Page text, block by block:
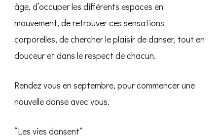
âge, d’occuper les différents espaces en
mouvement, de retrouver ces sensations
corporelles, de chercher le plaisir de danser, tout en
douceur et dans le respect de chacun.
Rendez vous en septembre, pour commencer une
nouvelle danse avec vous.
“Les vies dansent”